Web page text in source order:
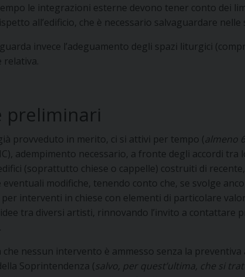
le integrazioni esterne devono tener conto dei
all’edificio, che è necessario salvaguardare
invece l’adeguamento degli spazi liturgici
relativa.
preliminari
provveduto in merito, ci si attivi per tempo (almeno
adempimento necessario, a fronte degli accordi tra
(soprattutto chiese o cappelle) costruiti di
eventuali modifiche, tenendo conto che, se svolge
interventi in chiese con elementi di particolare
tra diversi artisti, rinnovando l’invito a contattare
che nessun intervento è ammesso senza la
Soprintendenza (salvo, per quest’ultima, che si